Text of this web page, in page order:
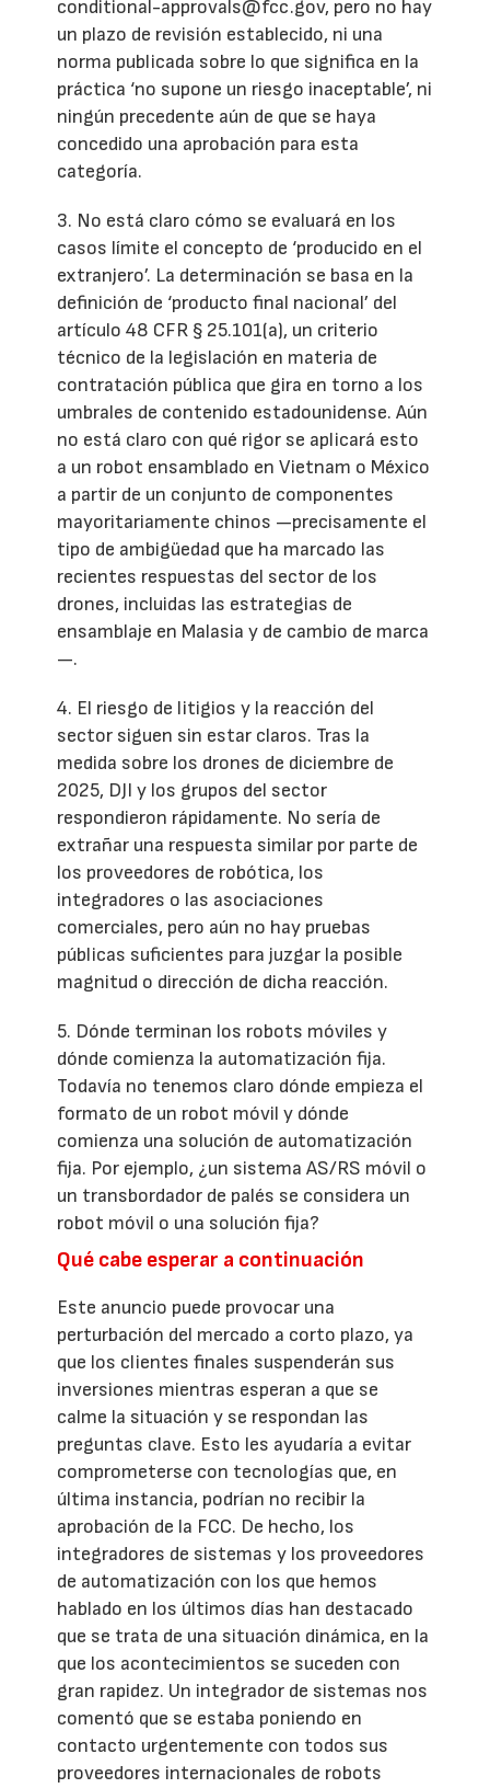
conditional-approvals@fcc.gov, pero no hay
un plazo de revisión establecido, ni una
norma publicada sobre lo que significa en la
práctica ‘no supone un riesgo inaceptable’, ni
ningún precedente aún de que se haya
concedido una aprobación para esta
categoría.
3. No está claro cómo se evaluará en los
casos límite el concepto de ‘producido en el
extranjero’. La determinación se basa en la
definición de ‘producto final nacional’ del
artículo 48 CFR § 25.101(a), un criterio
técnico de la legislación en materia de
contratación pública que gira en torno a los
umbrales de contenido estadounidense. Aún
no está claro con qué rigor se aplicará esto
a un robot ensamblado en Vietnam o México
a partir de un conjunto de componentes
mayoritariamente chinos —precisamente el
tipo de ambigüedad que ha marcado las
recientes respuestas del sector de los
drones, incluidas las estrategias de
ensamblaje en Malasia y de cambio de marca
—.
4. El riesgo de litigios y la reacción del
sector siguen sin estar claros. Tras la
medida sobre los drones de diciembre de
2025, DJI y los grupos del sector
respondieron rápidamente. No sería de
extrañar una respuesta similar por parte de
los proveedores de robótica, los
integradores o las asociaciones
comerciales, pero aún no hay pruebas
públicas suficientes para juzgar la posible
magnitud o dirección de dicha reacción.
5. Dónde terminan los robots móviles y
dónde comienza la automatización fija.
Todavía no tenemos claro dónde empieza el
formato de un robot móvil y dónde
comienza una solución de automatización
fija. Por ejemplo, ¿un sistema AS/RS móvil o
un transbordador de palés se considera un
robot móvil o una solución fija?
Qué cabe esperar a continuación
Este anuncio puede provocar una
perturbación del mercado a corto plazo, ya
que los clientes finales suspenderán sus
inversiones mientras esperan a que se
calme la situación y se respondan las
preguntas clave. Esto les ayudaría a evitar
comprometerse con tecnologías que, en
última instancia, podrían no recibir la
aprobación de la FCC. De hecho, los
integradores de sistemas y los proveedores
de automatización con los que hemos
hablado en los últimos días han destacado
que se trata de una situación dinámica, en la
que los acontecimientos se suceden con
gran rapidez. Un integrador de sistemas nos
comentó que se estaba poniendo en
contacto urgentemente con todos sus
proveedores internacionales de robots